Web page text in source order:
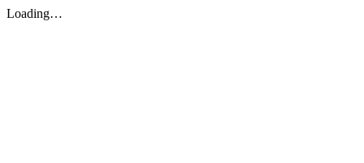
Loading…